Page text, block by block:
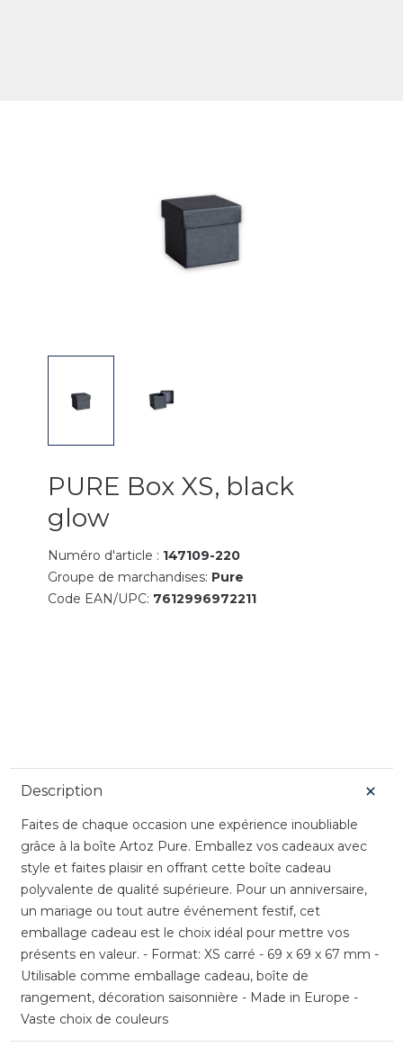
PURE Box XS, black
glow
Numéro d'article : 147109-220
Groupe de marchandises: Pure
Code EAN/UPC: 7612996972211
Description
Faites de chaque occasion une expérience inoubliable
grâce à la boîte Artoz Pure. Emballez vos cadeaux avec
style et faites plaisir en offrant cette boîte cadeau
polyvalente de qualité supérieure. Pour un anniversaire,
un mariage ou tout autre événement festif, cet
emballage cadeau est le choix idéal pour mettre vos
présents en valeur. - Format: XS carré - 69 x 69 x 67 mm -
Utilisable comme emballage cadeau, boîte de
rangement, décoration saisonnière - Made in Europe -
Vaste choix de couleurs